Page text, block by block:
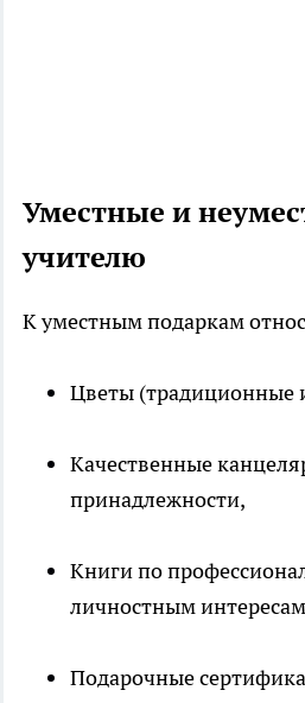
Уместные и
учителю
К уместным подаркам
Цветы (традиционные
Качественные
принадлежности,
Книги по
личностным
Подарочные